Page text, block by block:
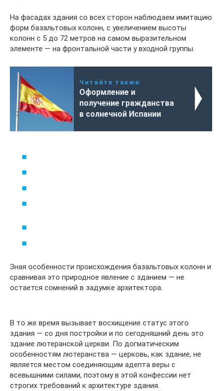
На фасадах здания со всех сторон наблюдаем имитацию
форм базальтовых колонн, с увеличением высоты
колонн с 5 до 72 метров на самом выразительном
элементе — на фронтальной части у входной группы.
Читайте также:
Оформление и
получение гражданства
в солнечной Испании
Зная особенности происхождения базальтовых колонн и
сравнивая это природное явление с зданием — не
остается сомнений в задумке архитектора.
В то же время вызывает восхищение статус этого
здания — со дня постройки и по сегодняшний день это
здание лютеранской церкви. По догматическим
особенностям лютеранства — церковь, как здание, не
является местом соединяющим адепта веры с
всевышними силами, поэтому в этой конфессии нет
строгих требований к архитектуре здания.